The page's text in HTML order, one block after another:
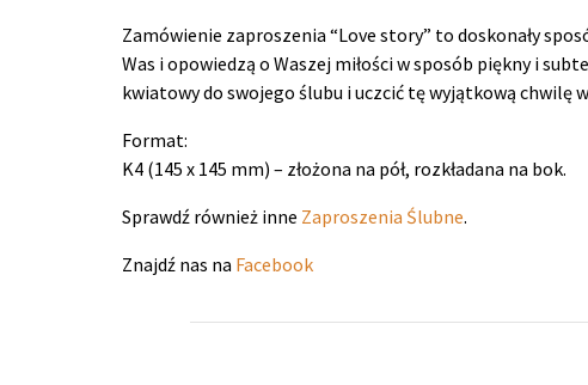
Zamówienie zaproszenia “Love story” to doskonały
Was i opowiedzą o Waszej miłości w sposób piękny i
kwiatowy do swojego ślubu i uczcić tę wyjątkową chwilę
Format:
K4 (145 x 145 mm) – złożona na pół, rozkładana na bok.
Sprawdź również inne Zaproszenia Ślubne.
Znajdź nas na Facebook